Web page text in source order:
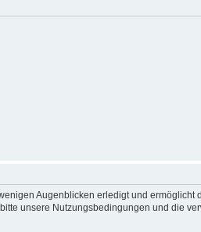
Augenblicken erledigt und ermöglicht
unsere Nutzungsbedingungen und die